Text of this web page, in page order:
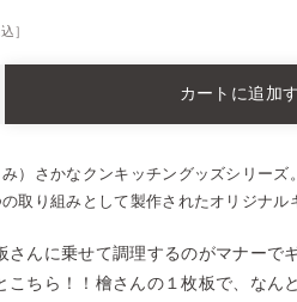
］
カートに追加
）さかなクンキッチングッズシリーズ
取り組みとして製作されたオリジナル
さんに乗せて調理するのがマナーで
こちら！！檜さんの１枚板で、なんと